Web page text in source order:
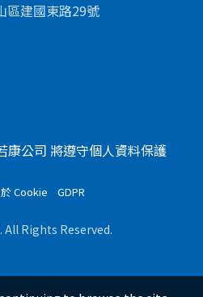
區建國東路29號
康公司 將遵守個人資料保護
Cookie GDPR
All Rights Reserved.